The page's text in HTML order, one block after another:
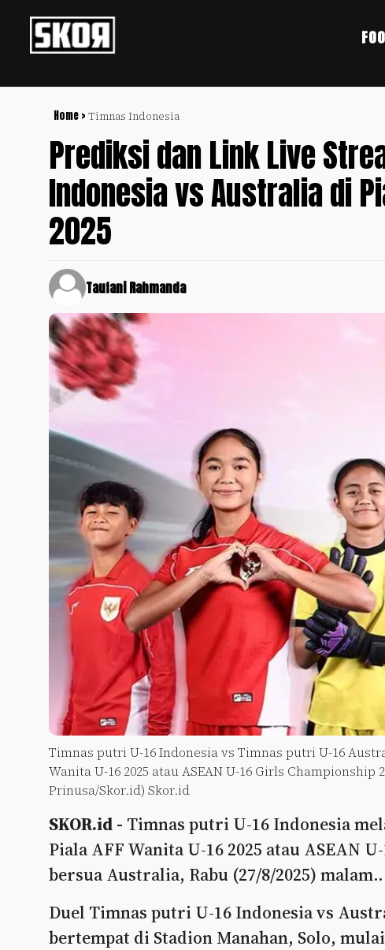
Home > Timnas Indonesia
Prediksi dan Link Live
Indonesia vs Australia di
2025
Taufani Rahmanda
Timnas putri U-16 Indonesia vs Timnas putri U-16
Wanita U-16 2025 atau ASEAN U-16 Girls Championship
Prinusa/Skor.id) Skor.id
SKOR.id - Timnas putri U-16 Indonesia
Piala AFF Wanita U-16 2025 atau ASEAN
bersua Australia, Rabu (27/8/2025) malam..
Duel Timnas putri U-16 Indonesia vs
bertempat di Stadion Manahan, Solo,
Football +
Culture +
Update
+
Timnas
SKOR
SPECIAL
Video
Policy
Pedoman
Pemberitaan
Media
Disclaimer
Kami